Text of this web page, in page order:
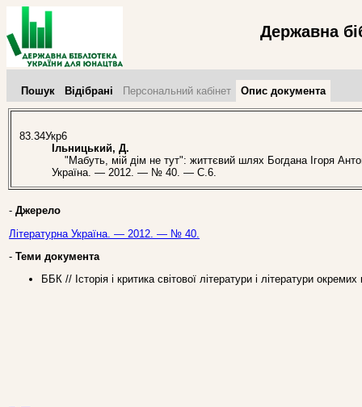
Державна
Пошук Відібрані Персональний кабінет Опис документа
83.34Укр6
Ільницький, Д.
"Мабуть, мій дім не тут": життєвий шлях Богдана Ігоря
Україна. — 2012. — № 40. — С.6.
- Джерело
Літературна Україна. — 2012. — № 40.
- Теми документа
ББК // Історія і критика світової літератури і літератури окремих